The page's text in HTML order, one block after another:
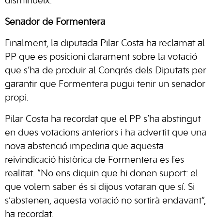
Senador de Formentera
Finalment, la diputada Pilar Costa ha reclamat al
PP que es posicioni clarament sobre la votació
que s’ha de produir al Congrés dels Diputats per
garantir que Formentera pugui tenir un senador
propi.
Pilar Costa ha recordat que el PP s’ha abstingut
en dues votacions anteriors i ha advertit que una
nova abstenció impediria que aquesta
reivindicació històrica de Formentera es fes
realitat. “No ens diguin que hi donen suport: el
que volem saber és si dijous votaran que sí. Si
s’abstenen, aquesta votació no sortirà endavant”,
ha recordat.